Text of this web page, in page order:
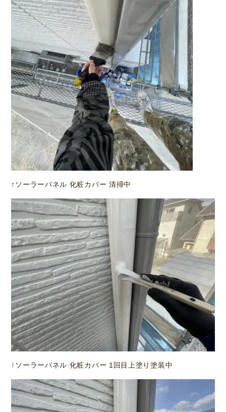
↑ソーラーパネル 化粧カバー 清掃中
↑ソーラーパネル 化粧カバー 1回目上塗り塗装中